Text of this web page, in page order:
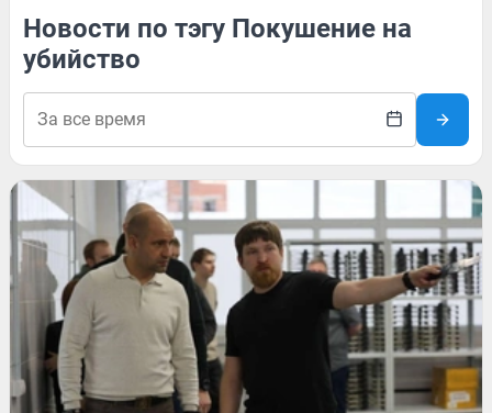
Новости по тэгу Покушение на
убийство